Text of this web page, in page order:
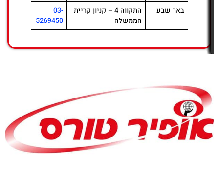
באר שבע
התקווה 4 – קניון קריית
הממשלה
03-
5269450